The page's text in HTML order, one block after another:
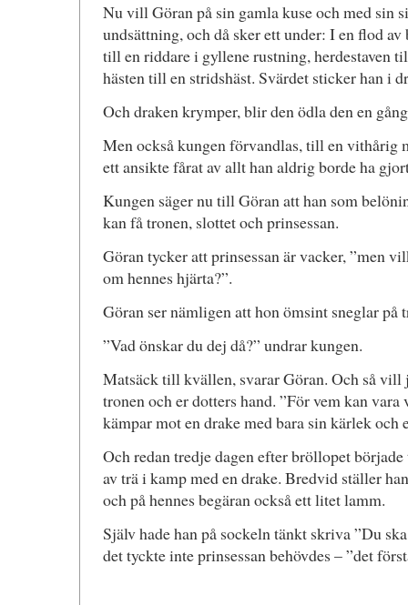
Nu vill Göran på sin gamla kuse och med sin
undsättning, och då sker ett under: I en flod
till en riddare i gyllene rustning, herdestaven
hästen till en stridshäst. Svärdet sticker han i
Och draken krymper, blir den ödla den en
Men också kungen förvandlas, till en vithårig
ett ansikte fårat av allt han aldrig borde ha
Kungen säger nu till Göran att han som
kan få tronen, slottet och prinsessan.
Göran tycker att prinsessan är vacker, ”men
om hennes hjärta?”.
Göran ser nämligen att hon ömsint sneglar på
”Vad önskar du dej då?” undrar kungen.
Matsäck till kvällen, svarar Göran. Och så vill
tronen och er dotters hand. ”För vem kan vara
kämpar mot en drake med bara sin kärlek och
Och redan tredje dagen efter bröllopet
av trä i kamp med en drake. Bredvid ställer
och på hennes begäran också ett litet lamm.
Själv hade han på sockeln tänkt skriva ”Du
det tyckte inte prinsessan behövdes – ”det